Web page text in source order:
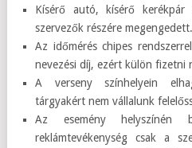
Kísérő autó, kísérő kerékpár
szervezők részére megengedett.
Az időmérés chipes
nevezési díj, ezért külön fizetni
A verseny színhelyein
tárgyakért nem vállalunk
Az esemény helyszínén
reklámtevékenység csak a